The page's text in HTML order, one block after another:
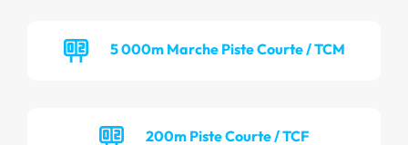
5 000m Marche Piste Courte / TCM
200m Piste Courte / TCF